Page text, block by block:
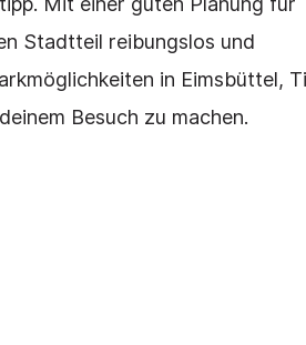
Stadtteil reibungslos und
in Eimsbüttel,
Besuch zu machen.